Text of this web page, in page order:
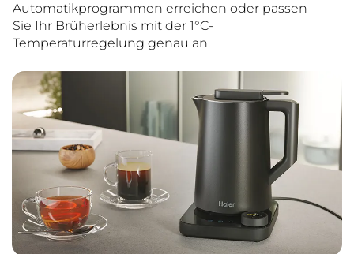
Automatikprogrammen erreichen oder passen
Sie Ihr Brüherlebnis mit der 1°C-
Temperaturregelung genau an.